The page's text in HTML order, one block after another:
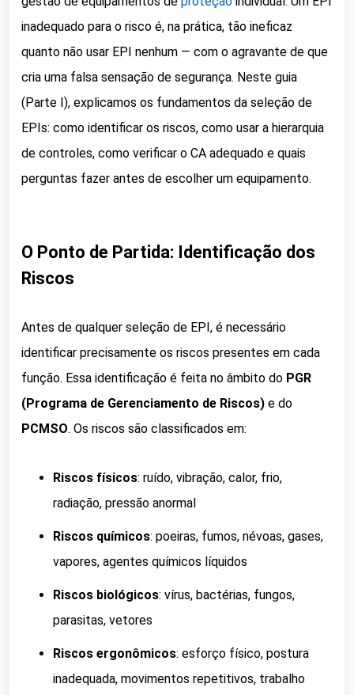
inadequado para o risco é, na prática, tão ineficaz
quanto não usar EPI nenhum — com o agravante de que
cria uma falsa sensação de segurança. Neste guia
(Parte I), explicamos os fundamentos da seleção de
EPIs: como identificar os riscos, como usar a hierarquia
de controles, como verificar o CA adequado e quais
perguntas fazer antes de escolher um equipamento.
O Ponto de Partida: Identificação dos
Riscos
Antes de qualquer seleção de EPI, é necessário
identificar precisamente os riscos presentes em cada
função. Essa identificação é feita no âmbito do PGR
(Programa de Gerenciamento de Riscos) e do
PCMSO. Os riscos são classificados em:
Riscos físicos: ruído, vibração, calor, frio,
radiação, pressão anormal
Riscos químicos: poeiras, fumos, névoas, gases,
vapores, agentes químicos líquidos
Riscos biológicos: vírus, bactérias, fungos,
parasitas, vetores
Riscos ergonômicos: esforço físico, postura
inadequada, movimentos repetitivos, trabalho